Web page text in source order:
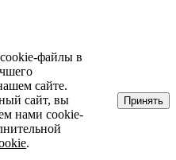
файлы в
сайте.
сайт, вы
нами cookie-
.
Принять